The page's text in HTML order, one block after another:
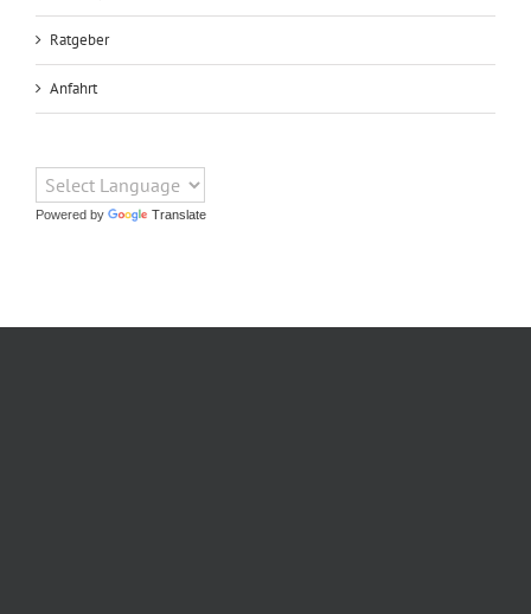
Ratgeber
Anfahrt
Powered by Translate